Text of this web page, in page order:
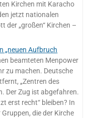
Kirchen mit Karacho
jetzt nationalen
der „großen“ Kirchen –
„neuen Aufbruch
beamteten Menpower
zu machen. Deutsche
„Zentren des
Der Zug ist abgefahren.
erst recht“ bleiben? In
die der Kirche